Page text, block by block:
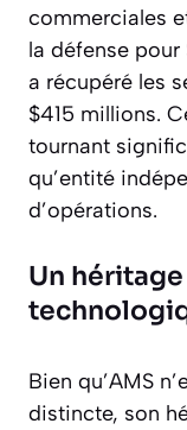
commerciales
la défense
a récupéré les
$415 millions.
tournant
qu’entité
d’opérations.
Un
Bien qu’AMS
distincte, son